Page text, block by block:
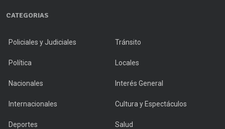
CATEGORIAS
Policiales y Judiciales Tránsito
Política Locales
Nacionales Interés General
Internacionales Cultura y Espectáculos
Deportes Salud